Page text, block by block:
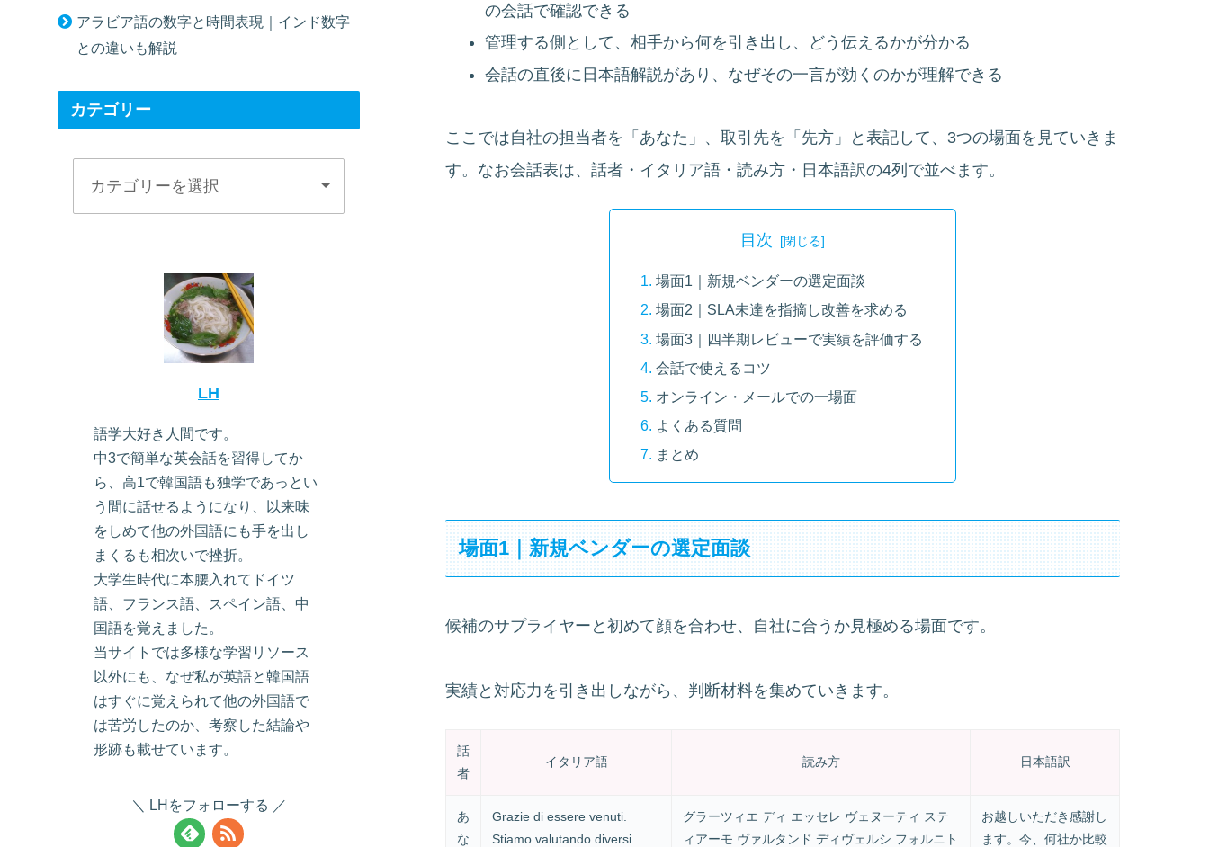
の会話で確認できる
管理する側として、相手から何を引き出し、どう伝えるかが分かる
会話の直後に日本語解説があり、なぜその一言が効くのかが理解できる
ここでは自社の担当者を「あなた」、取引先を「先方」と表記して、3つの場面を見ていきま
す。なお会話表は、話者・イタリア語・読み方・日本語訳の4列で並べます。
目次
場面1｜新規ベンダーの選定面談
場面2｜SLA未達を指摘し改善を求める
場面3｜四半期レビューで実績を評価する
会話で使えるコツ
オンライン・メールでの一場面
よくある質問
まとめ
場面1｜新規ベンダーの選定面談
候補のサプライヤーと初めて顔を合わせ、自社に合うか見極める場面です。
実績と対応力を引き出しながら、判断材料を集めていきます。
話
者
イタリア語 読み方 日本語訳
あ
な
Grazie di essere venuti.
Stiamo valutando diversi
グラーツィエ ディ エッセレ ヴェヌーティ ステ
ィアーモ ヴァルタンド ディヴェルシ フォルニト
お越しいただき感謝し
ます。今、何社か比較
アラビア語の数字と時間表現｜インド数字
との違いも解説
カテゴリー
LH
語学大好き人間です。
中3で簡単な英会話を習得してか
ら、高1で韓国語も独学であっとい
う間に話せるようになり、以来味
をしめて他の外国語にも手を出し
まくるも相次いで挫折。
大学生時代に本腰入れてドイツ
語、フランス語、スペイン語、中
国語を覚えました。
当サイトでは多様な学習リソース
以外にも、なぜ私が英語と韓国語
はすぐに覚えられて他の外国語で
は苦労したのか、考察した結論や
形跡も載せています。
LHをフォローする